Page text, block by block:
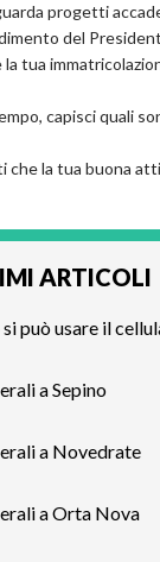
progetti
del
tua
capisci quali
che la tua buona
ARTICOLI
può usare il
a Sepino
a Novedrate
a Orta Nova